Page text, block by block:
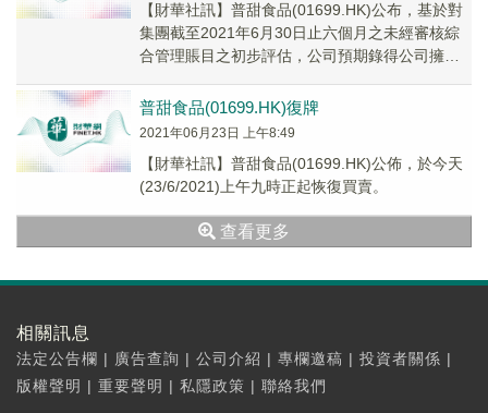
【財華社訊】普甜食品(01699.HK)公布，基於對
集團截至2021年6月30日止六個月之未經審核綜
合管理賬目之初步評估，公司預期錄得公司擁有
普甜食品(01699.HK)復牌
2021年06月23日 上午8:49
【財華社訊】普甜食品(01699.HK)公佈，於今天
(23/6/2021)上午九時正起恢復買賣。
查看更多
相關訊息
法定公告欄 | 廣告查詢 | 公司介紹 | 專欄邀稿 | 投資者關係 |
版權聲明 | 重要聲明 | 私隱政策 | 聯絡我們